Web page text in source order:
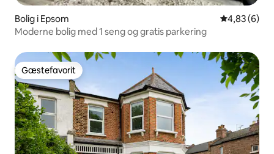
Bolig i Epsom 4,83 ud af 5
4,83 (6)
Moderne bolig med 1 seng og gratis parkering
Gæstefavorit
Gæstefavorit